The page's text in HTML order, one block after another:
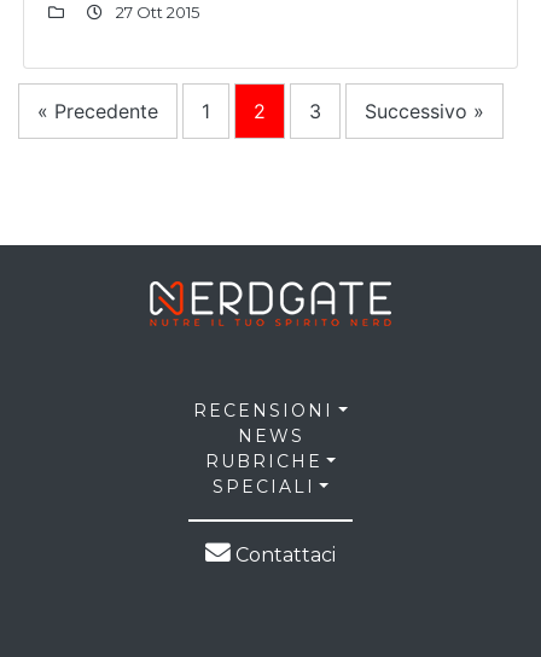
27 Ott 2015
« Precedente 1 2 3 Successivo »
RECENSIONI
NEWS
RUBRICHE
SPECIALI
Contattaci